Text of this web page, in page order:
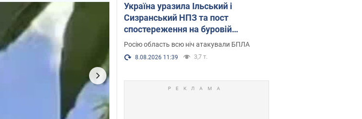
Україна уразила Ільський і
Сизранський НПЗ та пост
спостереження на буровій
установці "Сиваш": Генштаб
розкрив деталі. Фото і відео
Росію область всю ніч атакували БПЛА
8.08.2026 11:39 3,7 т.